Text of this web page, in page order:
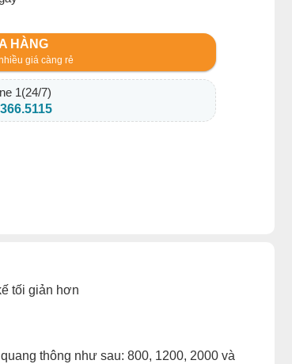
HÀNG
giá càng rẻ
1(24/7)
tối giản hơn
thông như sau: 800, 1200, 2000 và